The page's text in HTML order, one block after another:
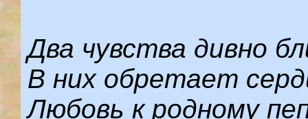
Два чувства дивно
В них обретает
Любовь к родному